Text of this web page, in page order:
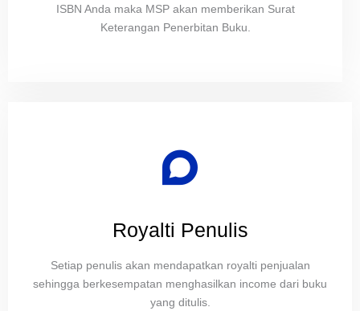
ISBN Anda maka MSP akan memberikan Surat
Keterangan Penerbitan Buku.
Royalti Penulis
Setiap penulis akan mendapatkan royalti penjualan
sehingga berkesempatan menghasilkan income dari buku
yang ditulis.